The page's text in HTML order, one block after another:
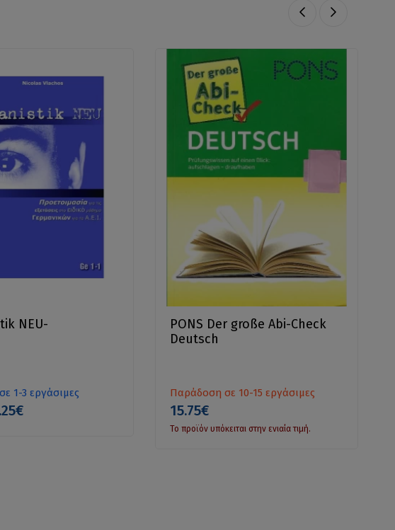
NEU-
1-3 εργάσιμες
PONS Der große Abi-Check
Deutsch
Παράδοση σε 10-15 εργάσιμες
15.75€
Το προϊόν υπόκειται στην ενιαία τιμή.